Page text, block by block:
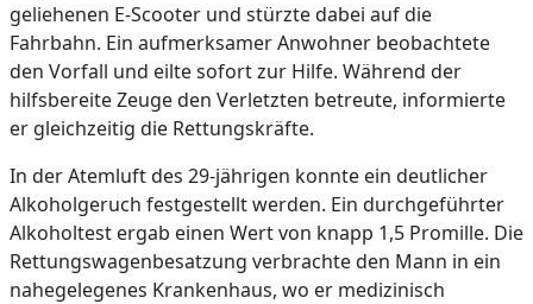
geliehenen E-Scooter und stürzte dabei auf die
Fahrbahn. Ein aufmerksamer Anwohner beobachtete
den Vorfall und eilte sofort zur Hilfe. Während der
hilfsbereite Zeuge den Verletzten betreute, informierte
er gleichzeitig die Rettungskräfte.
In der Atemluft des 29-jährigen konnte ein deutlicher
Alkoholgeruch festgestellt werden. Ein durchgeführter
Alkoholtest ergab einen Wert von knapp 1,5 Promille. Die
Rettungswagenbesatzung verbrachte den Mann in ein
nahegelegenes Krankenhaus, wo er medizinisch